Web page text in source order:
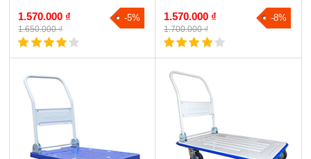
1.570.000 ₫
1.650.000 ₫
-5% 1.570.000 ₫
1.700.000 ₫
-8%